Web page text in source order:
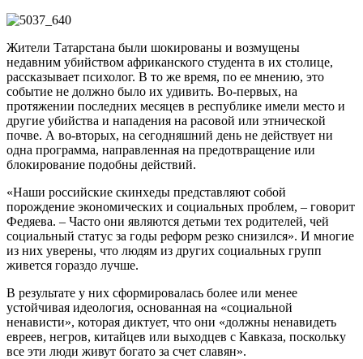
Жители Татарстана были шокированы и возмущены
недавним убийством африканского студента в их столице,
рассказывает психолог. В то же время, по ее мнению, это
событие не должно было их удивить. Во-первых, на
протяжении последних месяцев в республике имели место и
другие убийства и нападения на расовой или этнической
почве. А во-вторых, на сегодняшний день не действует ни
одна программа, направленная на предотвращение или
блокирование подобны действий.
«Наши российские скинхеды представляют собой
порождение экономических и социальных проблем, – говорит
Федяева. – Часто они являются детьми тех родителей, чей
социальный статус за годы реформ резко снизился». И многие
из них уверены, что людям из других социальных групп
живется гораздо лучше.
В результате у них сформировалась более или менее
устойчивая идеология, основанная на «социальной
ненависти», которая диктует, что они «должны ненавидеть
евреев, негров, китайцев или выходцев с Кавказа, поскольку
все эти люди живут богато за счет славян».